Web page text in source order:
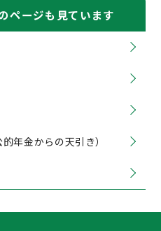
ページも見ています
年金からの天引き）